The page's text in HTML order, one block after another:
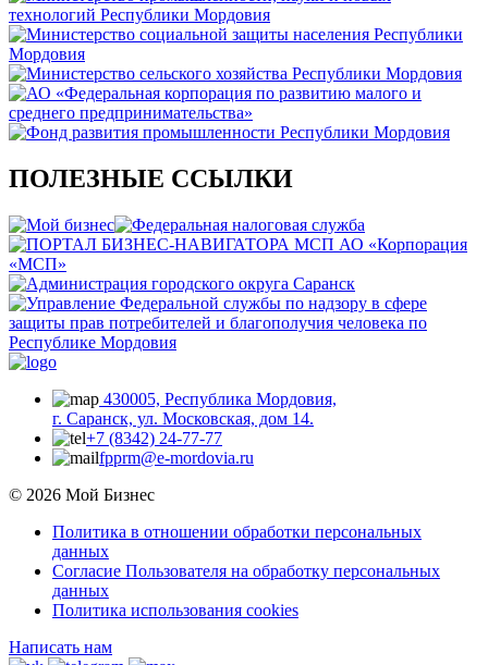
ПОЛЕЗНЫЕ ССЫЛКИ
430005, Республика Мордовия,
г. Саранск, ул. Московская, дом 14.
+7 (8342) 24-77-77
fpprm@e-mordovia.ru
© 2026 Мой Бизнес
Политика в отношении обработки персональных
данных
Согласие Пользователя на обработку персональных
данных
Политика использования cookies
Написать нам